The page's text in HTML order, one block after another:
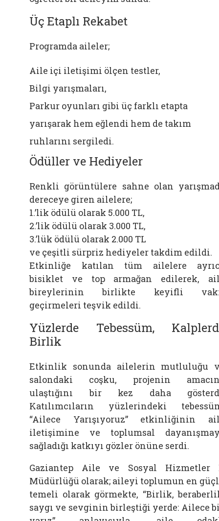
Üç Etaplı Rekabet
Programda aileler;
Aile içi iletişimi ölçen testler,
Bilgi yarışmaları,
Parkur oyunları gibi üç farklı etapta
yarışarak hem eğlendi hem de takım
ruhlarını sergiledi.
Ödüller ve Hediyeler
Renkli görüntülere sahne olan
dereceye giren ailelere;
1.’lik ödülü olarak 5.000 TL,
2.’lik ödülü olarak 3.000 TL,
3.’lük ödülü olarak 2.000 TL
ve çeşitli sürpriz hediyeler takdim edildi.
Etkinliğe katılan tüm ailelere
bisiklet ve top armağan edilerek,
bireylerinin birlikte keyifli
geçirmeleri teşvik edildi.
Yüzlerde Tebessüm,
Birlik
Etkinlik sonunda ailelerin mutluluğu
salondaki coşku, projenin
ulaştığını bir kez daha
Katılımcıların yüzlerindeki
“Ailece Yarışıyoruz” etkinliğinin
iletişimine ve toplumsal
sağladığı katkıyı gözler önüne serdi.
Gaziantep Aile ve Sosyal Hizmetler
Müdürlüğü olarak; aileyi toplumun en
temeli olarak görmekte, “Birlik,
saygı ve sevginin birleştiği yerde: Ailece